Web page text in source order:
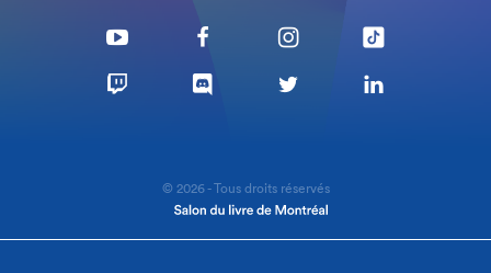
© 2026 - Tous droits réservés